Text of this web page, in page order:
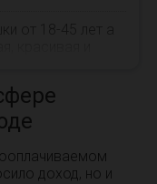
доход, но и